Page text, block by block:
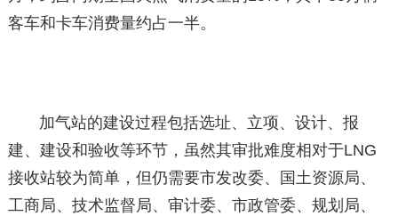
客车和卡车消费量约占一半。
加气站的建设过程包括选址、立项、设计、报
建、建设和验收等环节，虽然其审批难度相对于LNG
接收站较为简单，但仍需要市发改委、国土资源局、
工商局、技术监督局、审计委、市政管委、规划局、